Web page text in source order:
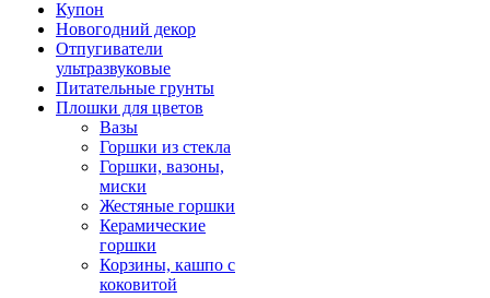
Купон
Новогодний декор
Отпугиватели
ультразвуковые
Питательные грунты
Плошки для цветов
Вазы
Горшки из стекла
Горшки, вазоны,
миски
Жестяные горшки
Керамические
горшки
Корзины, кашпо с
коковитой